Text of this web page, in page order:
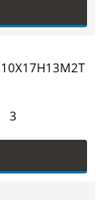
10Х17Н13М2Т
3